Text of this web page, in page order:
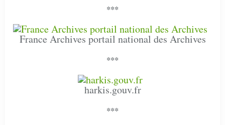
***
France Archives portail national des Archives
***
harkis.gouv.fr
***